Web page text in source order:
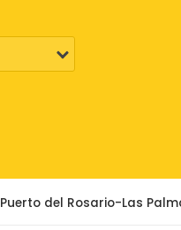
Puerto del Rosario-Las